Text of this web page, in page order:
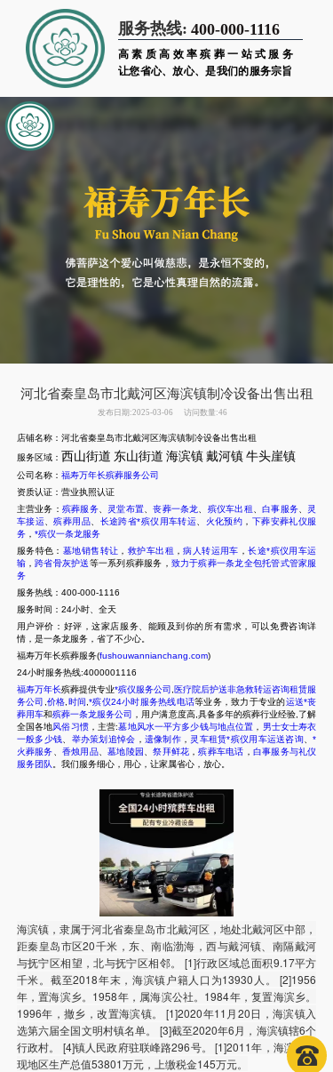
服务热线: 400-000-1116
高素质高效率殡葬一站式服务
让您省心、放心、是我们的服务宗旨
河北省秦皇岛市北戴河区海滨镇制冷设备出售出租
发布日期:2025-03-06 访问数量:46
店铺名称：河北省秦皇岛市北戴河区海滨镇制冷设备出售出租
服务区域： 西山街道 东山街道 海滨镇 戴河镇 牛头崖镇
公司名称： 福寿万年长殡葬服务公司
资质认证：营业执照认证
主营业务： 殡葬服务、 灵堂布置 、丧葬一条龙 殡仪车出租 、白事服务
灵
车接运 、殡葬用品 长途跨省*殡仪用车转运 火化预约 ， 下葬安葬礼仪服
务， *殡仪一条龙服务
服务特色： 墓地销售转让 ， 救护车出租 ，病人转运用车 ，长途*殡仪用车运
输，跨省骨灰护送等一系列殡葬服务， 致力于殡葬一条龙全包托管式管家服
务
服务热线：400-000-1116
服务时间：24小时、全天
用户评价：好评，这家店服务、能顾及到你的所有需求，可以免费咨询详
情，是一条龙服务，省了不少心。
福寿万年长殡葬服务(fushouwannianchang.com)
24小时服务热线:4000001116
福寿万年长殡葬提供专业*殡仪服务公司 医疗院后护送非急救转运咨询租赁服
务公司 价格 时间 *殡仪24小时服务热线电话等业务，致力于专业的运送*丧
葬用车和殡葬一条龙服务公司
，用户满意度高,具备多年的殡葬行业经验,了解
全国各地风俗习惯，主营:墓地风水一平方多少钱与地点位置 ， 男士女士寿衣
一般多少钱
举办策划追悼会 ， 遗像制作， 灵车租赁*殡仪用车运送咨询 、*
火葬服务
香烛用品、墓地陵园 、祭拜鲜花 ，殡葬车电话 ， 白事服务与礼仪
服务团队
。我们服务细心，用心，让家属省心，放心。
海滨镇，隶属于河北省秦皇岛市北戴河区，地处北戴河区中部，
距秦皇岛市区20千米，东、南临渤海，西与戴河镇、南隔戴河
与抚宁区相望，北与抚宁区相邻。 [1]行政区域总面积9.17平方
千米。截至2018年末，海滨镇户籍人口为13930人。 [2]1956
年，置海滨乡。1958年，属海滨公社。1984年，复置海滨乡。
1996年，撤乡，改置海滨镇。 [1]2020年11月20日，海滨镇入
选第六届全国文明村镇名单。 [3]截至2020年6月，海滨镇辖6个
行政村。 [4]镇人民政府驻联峰路296号。 [1]2011年，海滨镇实
现地区生产总值53801万元，上缴税金145万元。